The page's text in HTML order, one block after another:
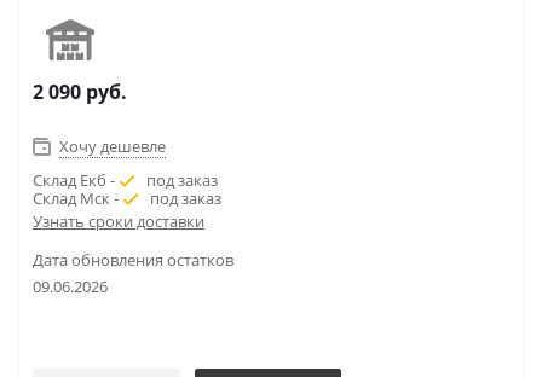
2 090 руб.
Хочу дешевле
Склад Екб -
под заказ
Склад Мск -
под заказ
Узнать сроки доставки
Дата обновления остатков
09.06.2026